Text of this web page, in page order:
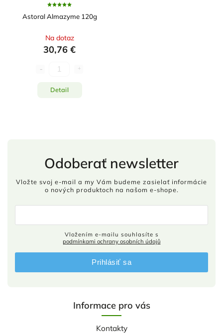
Astoral Almazyme 120g
Na dotaz
30,76 €
Detail
Informace pro vás
Kontakty
Odoberať newsletter
Vložte svoj e-mail a my Vám budeme zasielať informácie
o nových produktoch na našom e-shope.
podmínkami ochrany osobních údajů
Prihlásiť sa